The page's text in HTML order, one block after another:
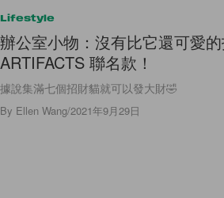
Lifestyle
辦公室小物：沒有比它還可愛
ARTIFACTS 聯名款！
據說集滿七個招財貓就可以發大財🤣
By Ellen Wang/2021年9月29日